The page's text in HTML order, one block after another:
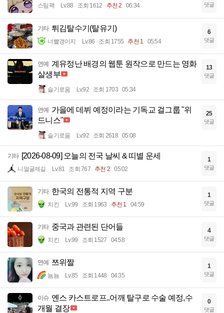
스팀팩 Lv.88 조회 1612 추천 2 06:34 댓글
기타 튀김탈수기(탈유기)
너빨갱이지 Lv.86 조회 1755 추천 1 05:54
6
댓글
연예 계유정난 배경의 웹툰 원작으로 만드는 영화
살생부
슬기로움 Lv.92 조회 1703 05:34
13
댓글
연예 가을에 데뷔 예정이라는 기독교 걸그룹 "위
드니스"
슬기로움 Lv.92 조회 2618 05:08
25
댓글
기타 [2026-08-09] 오늘의 전국 날씨 & 띠별 운세
니얼굴제길 Lv.81 조회 767 추천 2 05:02
1
댓글
기타 한국의 전통적 지역 구분
치킨 Lv.99 조회 1963 추천 1 04:59
1
댓글
기타 중국과 관련된 단어들
치킨 Lv.99 조회 1527 04:58
4
댓글
연예 쯔위짤
뇸뇸 Lv.85 조회 1448 04:35
1
댓글
이슈 옌스 카스트로프..어깨 탈구로 수술 예정,수
개월 결장
0
댓글